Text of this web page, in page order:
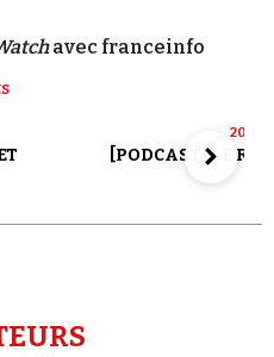
avec franceinfo
20
[PODCAST] LE